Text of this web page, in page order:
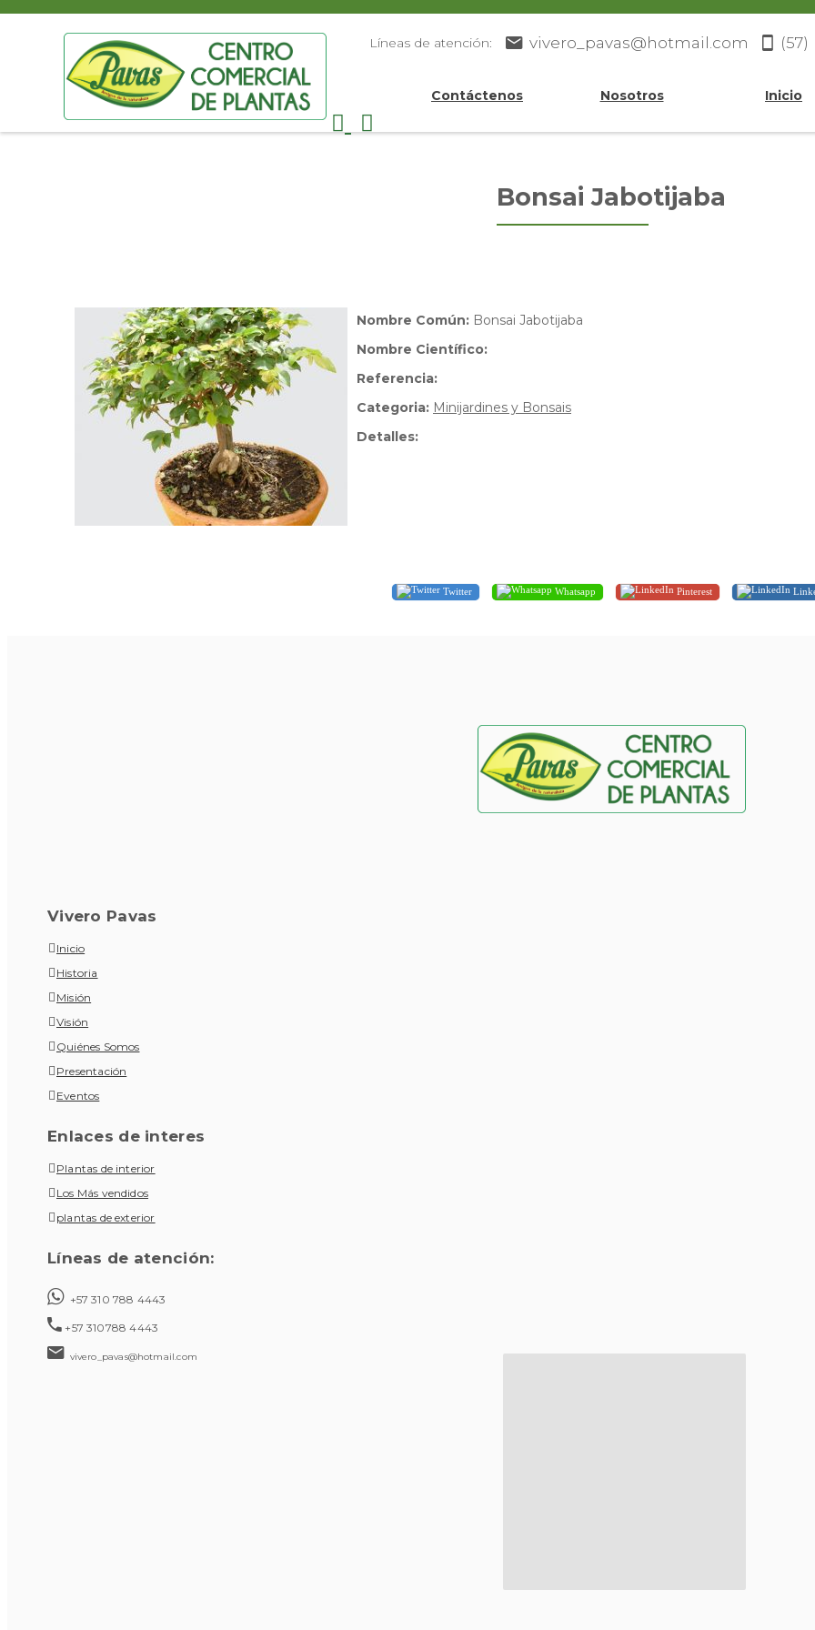
Líneas de atención: vivero_pavas@hotmail.com (57)
Contáctenos Nosotros Inicio
Bonsai Jabotijaba
Nombre Común: Bonsai Jabotijaba
Nombre Científico:
Referencia:
Categoria: Minijardines y Bonsais
Detalles:
Twitter Whatsapp Pinterest
Vivero Pavas
Inicio
Historia
Misión
Visión
Quiénes Somos
Presentación
Eventos
Enlaces de interes
Plantas de interior
Los Más vendidos
plantas de exterior
Líneas de atención:
+57 310 788 4443
+57 310788 4443
vivero_pavas@hotmail.com